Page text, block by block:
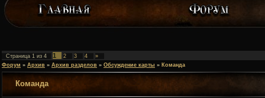
Страница 1 из 4 1 2 3 4
»
Форум » Архив » Архив разделов » Обсуждение карты » Команда
Команда